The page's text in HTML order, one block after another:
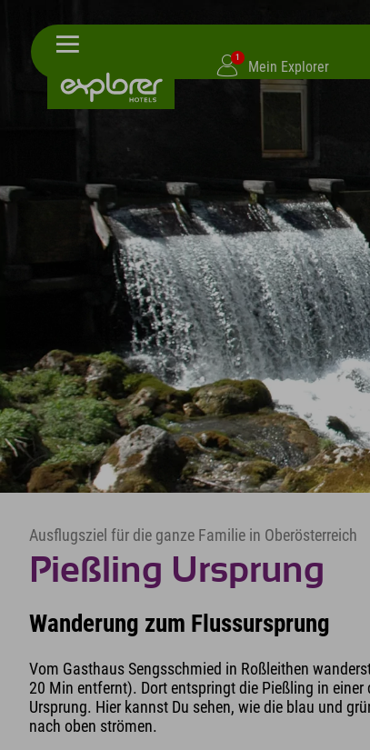
1
Mein Explorer
Ausflugsziel für die ganze Familie in Oberösterreich
Pießling Ursprung
Wanderung zum Flussursprung
Vom Gasthaus Sengsschmied in Roßleithen
20 Min entfernt). Dort entspringt die Pießling in
Ursprung. Hier kannst Du sehen, wie die blau und
nach oben strömen.